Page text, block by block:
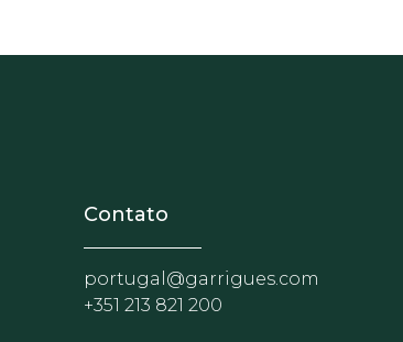
y herramientas
Contato
portugal@garrigues.com
+351 213 821 200